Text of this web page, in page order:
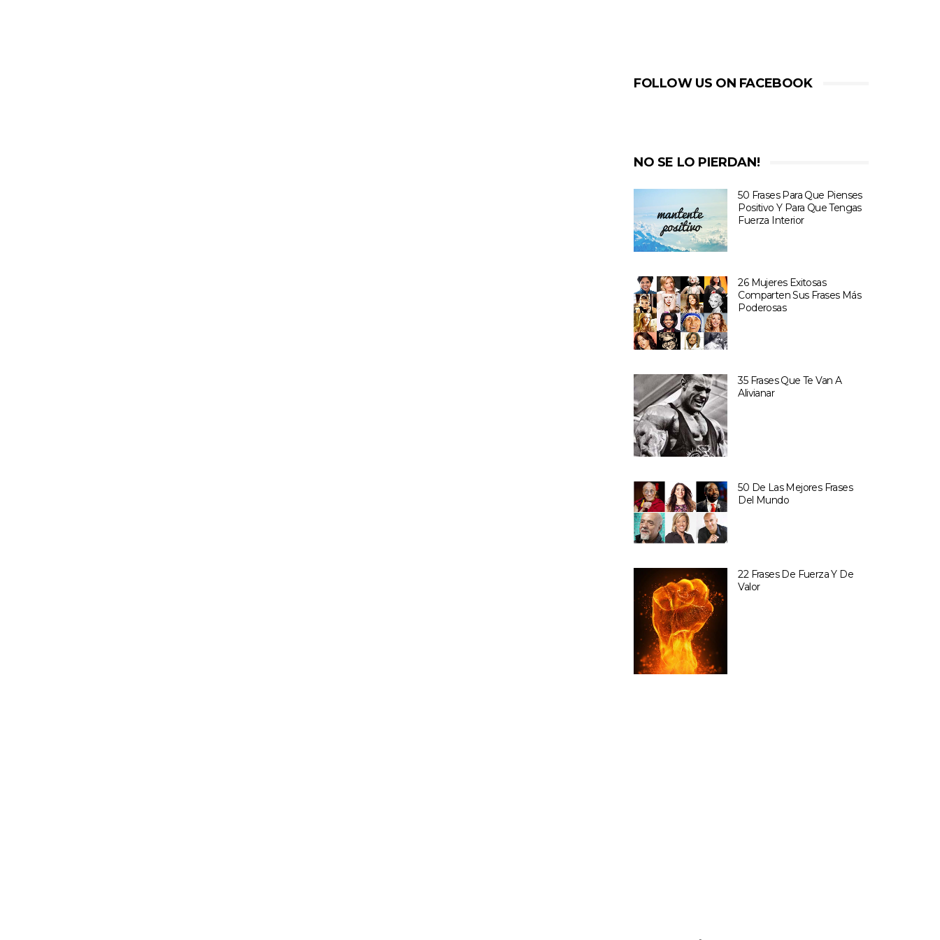
FOLLOW US ON FACEBOOK
NO SE LO PIERDAN!
50 Frases Para Que Pienses
Positivo Y Para Que Tengas
Fuerza Interior
26 Mujeres Exitosas
Comparten Sus Frases Más
Poderosas
35 Frases Que Te Van A
Alivianar
50 De Las Mejores Frases
Del Mundo
22 Frases De Fuerza Y De
Valor